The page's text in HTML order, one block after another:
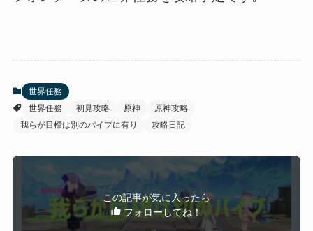
世界任務
世界任務
初見攻略 原神
原神攻略
我らが目標は別のパイプに有り
攻略日記
この記事が気に入ったら
フォローしてね！